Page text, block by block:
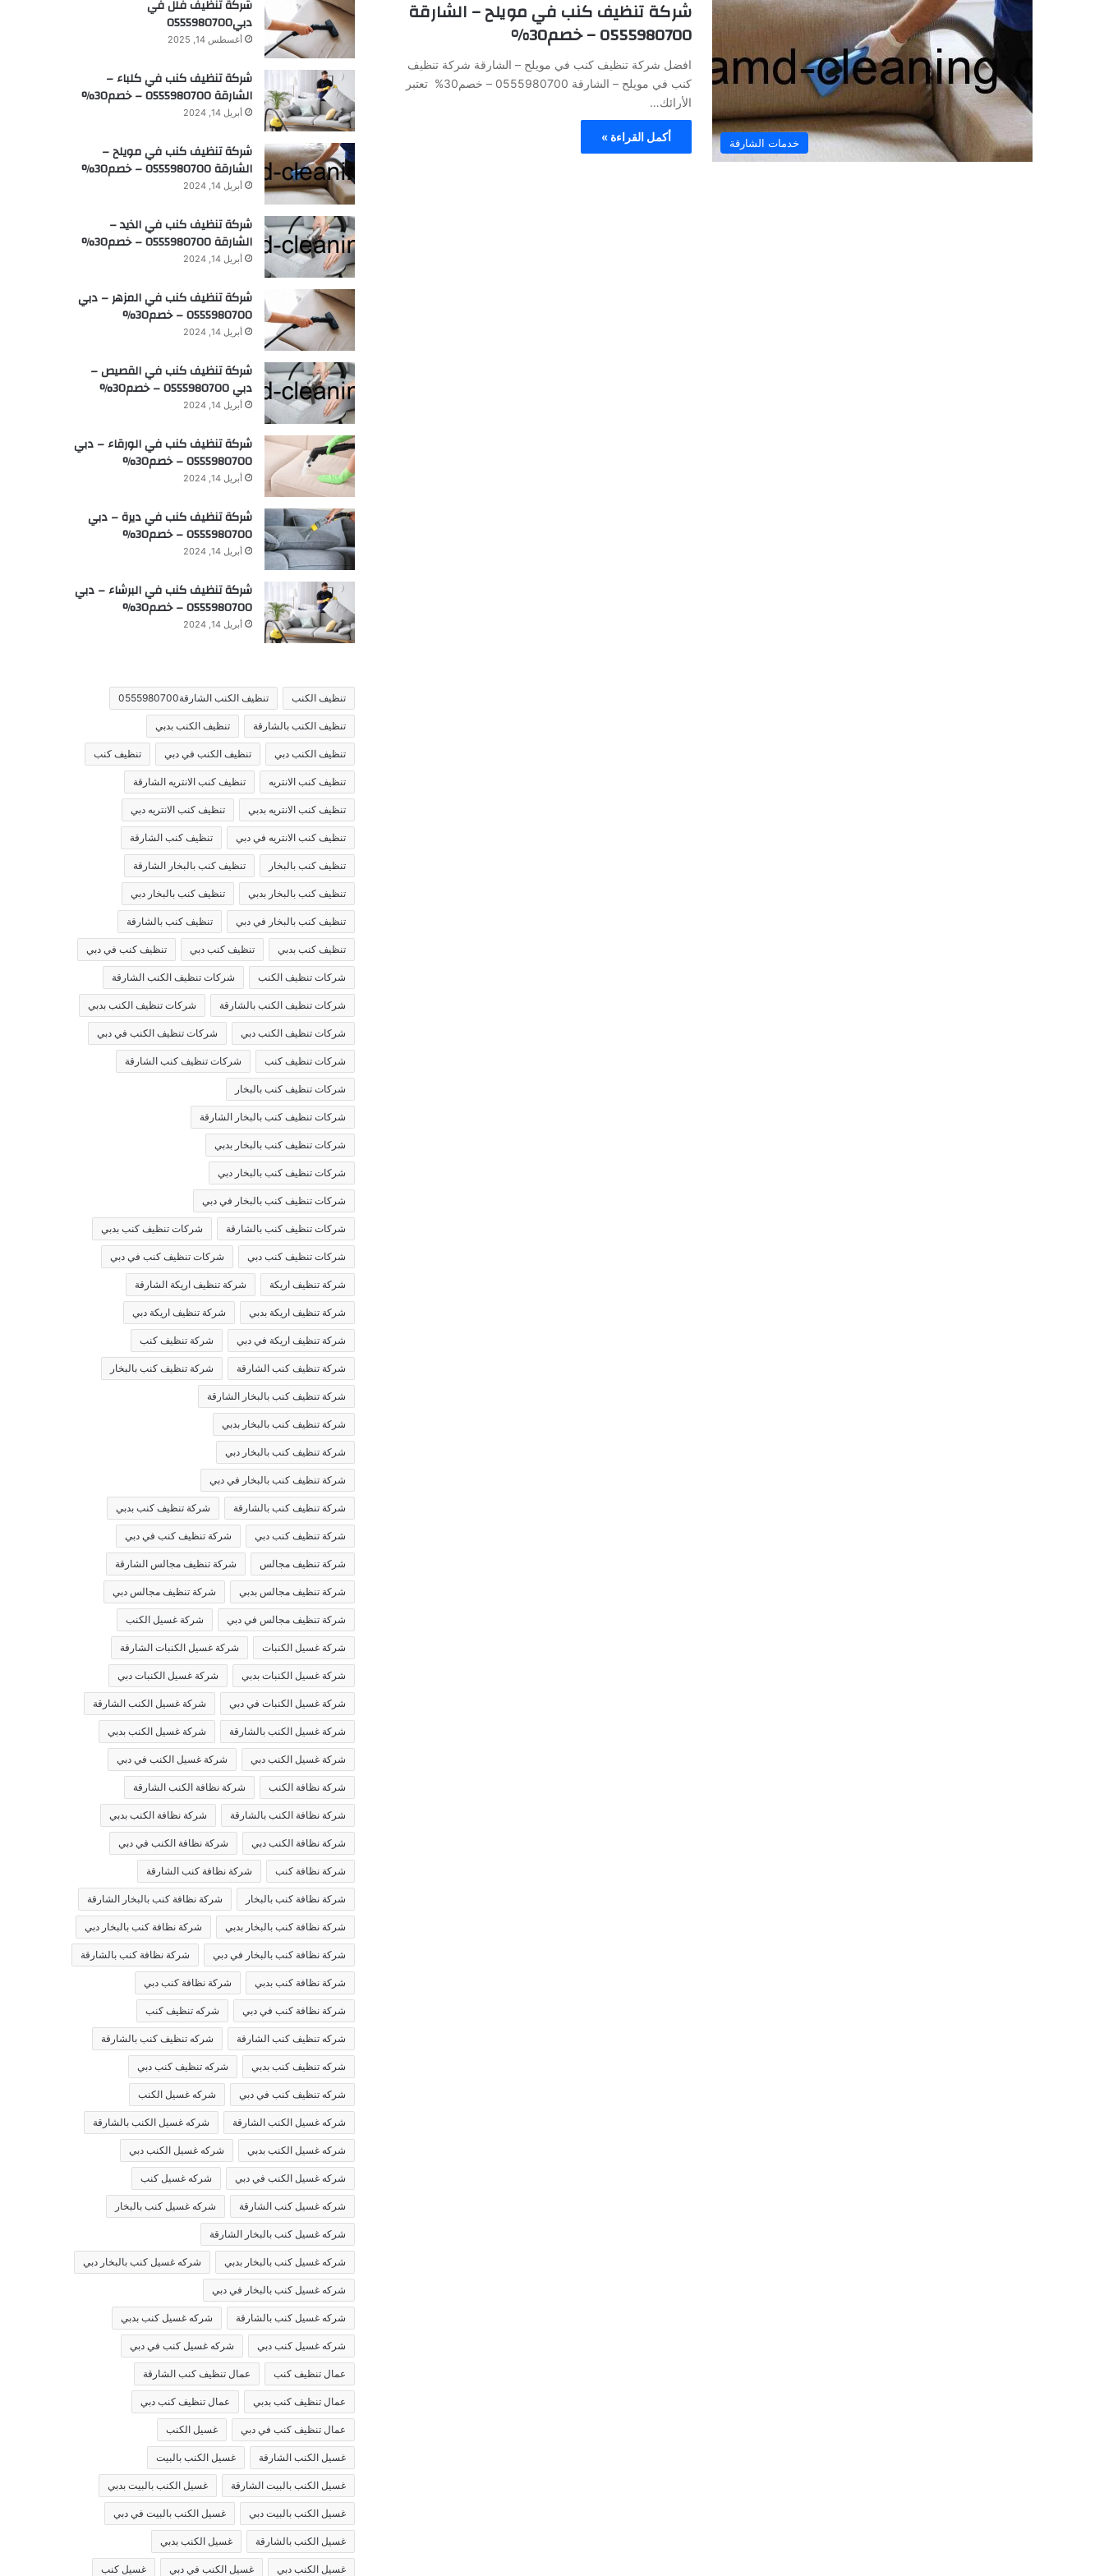
خدمات الشارقة
شركة تنظيف كنب في مويلح – الشارقة
0555980700 – خصم30%
افضل شركة تنظيف كنب في مويلح – الشارقة شركة تنظيف
كنب في مويلح – الشارقة 0555980700 – خصم30% تعتبر
الأرائك…
أكمل القراءة »
شركة تنظيف فلل في
دبي0555980700
أغسطس 14, 2025
شركة تنظيف كنب في كلباء –
الشارقة 0555980700 – خصم30%
أبريل 14, 2024
شركة تنظيف كنب في مويلح –
الشارقة 0555980700 – خصم30%
أبريل 14, 2024
شركة تنظيف كنب في الذيد –
الشارقة 0555980700 – خصم30%
أبريل 14, 2024
شركة تنظيف كنب في المزهر – دبي
0555980700 – خصم30%
أبريل 14, 2024
شركة تنظيف كنب في القصيص –
دبي 0555980700 – خصم30%
أبريل 14, 2024
شركة تنظيف كنب في الورقاء – دبي
0555980700 – خصم30%
أبريل 14, 2024
شركة تنظيف كنب في ديرة – دبي
0555980700 – خصم30%
أبريل 14, 2024
شركة تنظيف كنب في البرشاء – دبي
0555980700 – خصم30%
أبريل 14, 2024
تنظيف الكنب تنظيف الكنب الشارقة0555980700
تنظيف الكنب بالشارقة تنظيف الكنب بدبي
تنظيف الكنب دبي تنظيف الكنب في دبي تنظيف كنب
تنظيف كنب الانتريه تنظيف كنب الانتريه الشارقة
تنظيف كنب الانتريه بدبي تنظيف كنب الانتريه دبي
تنظيف كنب الانتريه في دبي تنظيف كنب الشارقة
تنظيف كنب بالبخار تنظيف كنب بالبخار الشارقة
تنظيف كنب بالبخار بدبي تنظيف كنب بالبخار دبي
تنظيف كنب بالبخار في دبي تنظيف كنب بالشارقة
تنظيف كنب بدبي تنظيف كنب دبي تنظيف كنب في دبي
شركات تنظيف الكنب شركات تنظيف الكنب الشارقة
شركات تنظيف الكنب بالشارقة شركات تنظيف الكنب بدبي
شركات تنظيف الكنب دبي شركات تنظيف الكنب في دبي
شركات تنظيف كنب شركات تنظيف كنب الشارقة
شركات تنظيف كنب بالبخار
شركات تنظيف كنب بالبخار الشارقة
شركات تنظيف كنب بالبخار بدبي
شركات تنظيف كنب بالبخار دبي
شركات تنظيف كنب بالبخار في دبي
شركات تنظيف كنب بالشارقة شركات تنظيف كنب بدبي
شركات تنظيف كنب دبي شركات تنظيف كنب في دبي
شركة تنظيف اريكة شركة تنظيف اريكة الشارقة
شركة تنظيف اريكة بدبي شركة تنظيف اريكة دبي
شركة تنظيف اريكة في دبي شركة تنظيف كنب
شركة تنظيف كنب الشارقة شركة تنظيف كنب بالبخار
شركة تنظيف كنب بالبخار الشارقة
شركة تنظيف كنب بالبخار بدبي
شركة تنظيف كنب بالبخار دبي
شركة تنظيف كنب بالبخار في دبي
شركة تنظيف كنب بالشارقة شركة تنظيف كنب بدبي
شركة تنظيف كنب دبي شركة تنظيف كنب في دبي
شركة تنظيف مجالس شركة تنظيف مجالس الشارقة
شركة تنظيف مجالس بدبي شركة تنظيف مجالس دبي
شركة تنظيف مجالس في دبي شركة غسيل الكنب
شركة غسيل الكنبات شركة غسيل الكنبات الشارقة
شركة غسيل الكنبات بدبي شركة غسيل الكنبات دبي
شركة غسيل الكنبات في دبي شركة غسيل الكنب الشارقة
شركة غسيل الكنب بالشارقة شركة غسيل الكنب بدبي
شركة غسيل الكنب دبي شركة غسيل الكنب في دبي
شركة نظافة الكنب شركة نظافة الكنب الشارقة
شركة نظافة الكنب بالشارقة شركة نظافة الكنب بدبي
شركة نظافة الكنب دبي شركة نظافة الكنب في دبي
شركة نظافة كنب شركة نظافة كنب الشارقة
شركة نظافة كنب بالبخار شركة نظافة كنب بالبخار الشارقة
شركة نظافة كنب بالبخار بدبي شركة نظافة كنب بالبخار دبي
شركة نظافة كنب بالبخار في دبي شركة نظافة كنب بالشارقة
شركة نظافة كنب بدبي شركة نظافة كنب دبي
شركة نظافة كنب في دبي شركه تنظيف كنب
شركه تنظيف كنب الشارقة شركه تنظيف كنب بالشارقة
شركه تنظيف كنب بدبي شركه تنظيف كنب دبي
شركه تنظيف كنب في دبي شركه غسيل الكنب
شركه غسيل الكنب الشارقة شركه غسيل الكنب بالشارقة
شركه غسيل الكنب بدبي شركه غسيل الكنب دبي
شركه غسيل الكنب في دبي شركه غسيل كنب
شركه غسيل كنب الشارقة شركه غسيل كنب بالبخار
شركه غسيل كنب بالبخار الشارقة
شركه غسيل كنب بالبخار بدبي شركه غسيل كنب بالبخار دبي
شركه غسيل كنب بالبخار في دبي
شركه غسيل كنب بالشارقة شركه غسيل كنب بدبي
شركه غسيل كنب دبي شركه غسيل كنب في دبي
عمال تنظيف كنب عمال تنظيف كنب الشارقة
عمال تنظيف كنب بدبي عمال تنظيف كنب دبي
عمال تنظيف كنب في دبي غسيل الكنب
غسيل الكنب الشارقة غسيل الكنب بالبيت
غسيل الكنب بالبيت الشارقة غسيل الكنب بالبيت بدبي
غسيل الكنب بالبيت دبي غسيل الكنب بالبيت في دبي
غسيل الكنب بالشارقة غسيل الكنب بدبي
غسيل الكنب دبي غسيل الكنب في دبي غسيل كنب